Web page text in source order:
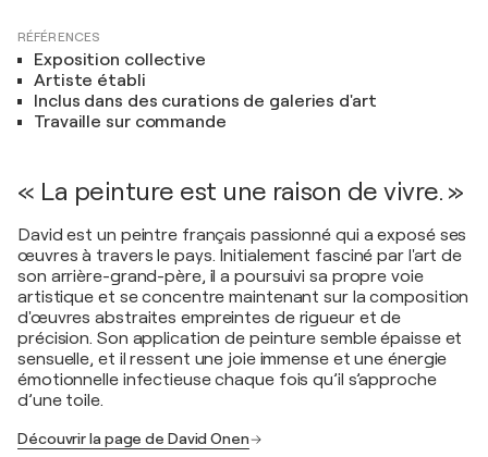
RÉFÉRENCES
Exposition collective
Artiste établi
Inclus dans des curations de galeries d'art
Travaille sur commande
« La peinture est une raison de vivre. »
David est un peintre français passionné qui a exposé ses
œuvres à travers le pays. Initialement fasciné par l'art de
son arrière-grand-père, il a poursuivi sa propre voie
artistique et se concentre maintenant sur la composition
d'œuvres abstraites empreintes de rigueur et de
précision. Son application de peinture semble épaisse et
sensuelle, et il ressent une joie immense et une énergie
émotionnelle infectieuse chaque fois qu’il s’approche
d’une toile.
Découvrir la page de David Onen